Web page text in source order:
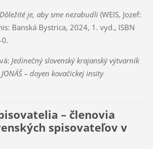
Dôležité je, aby sme nezabudli(WEIS, Jozef:
Banská Bystrica, 2024, 1. vyd., ISBN
Jedinečný slovenský krajanský výtvarník
– doyen kovačickej insity
– členovia
spisovateľov v